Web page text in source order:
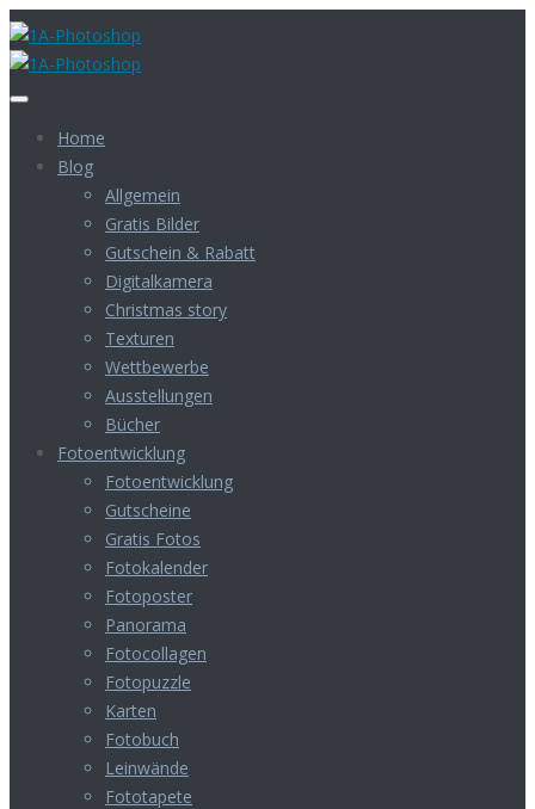
Home
Blog
Allgemein
Gratis Bilder
Gutschein & Rabatt
Digitalkamera
Christmas story
Texturen
Wettbewerbe
Ausstellungen
Bücher
Fotoentwicklung
Fotoentwicklung
Gutscheine
Gratis Fotos
Fotokalender
Fotoposter
Panorama
Fotocollagen
Fotopuzzle
Karten
Fotobuch
Leinwände
Fototapete